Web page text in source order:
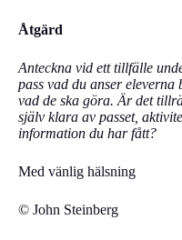
Åtgärd
Anteckna vid ett tillfälle
pass vad du anser
vad de ska göra. Är det
själv klara av passet,
information du har fått?
Med vänlig hälsning
© John Steinberg